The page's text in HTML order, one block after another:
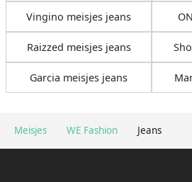
Meisjes WE Fashion Jeans
Vingino meisjes jeans
Raizzed meisjes jeans
Garcia meisjes jeans